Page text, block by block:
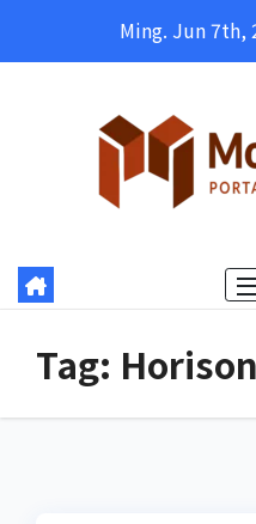
Ming. Jun 7th,
Tag: